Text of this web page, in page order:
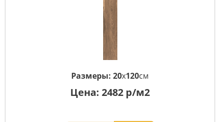
Размеры: 20x120см
Цена: 2482 р/м2